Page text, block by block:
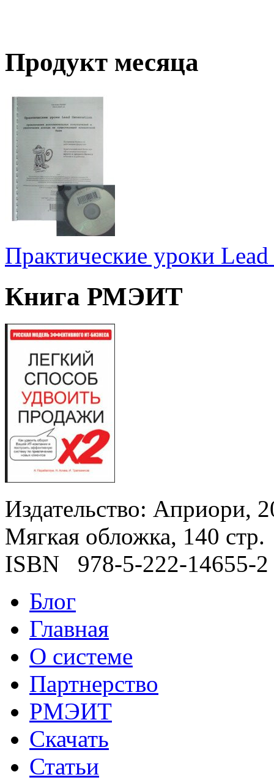
Продукт месяца
Практические уроки
Книга РМЭИТ
Издательство: Априори,
Мягкая обложка, 140 стр.
ISBN 978-5-222-14655-2
Блог
Главная
О системе
Партнерство
РМЭИТ
Скачать
Статьи